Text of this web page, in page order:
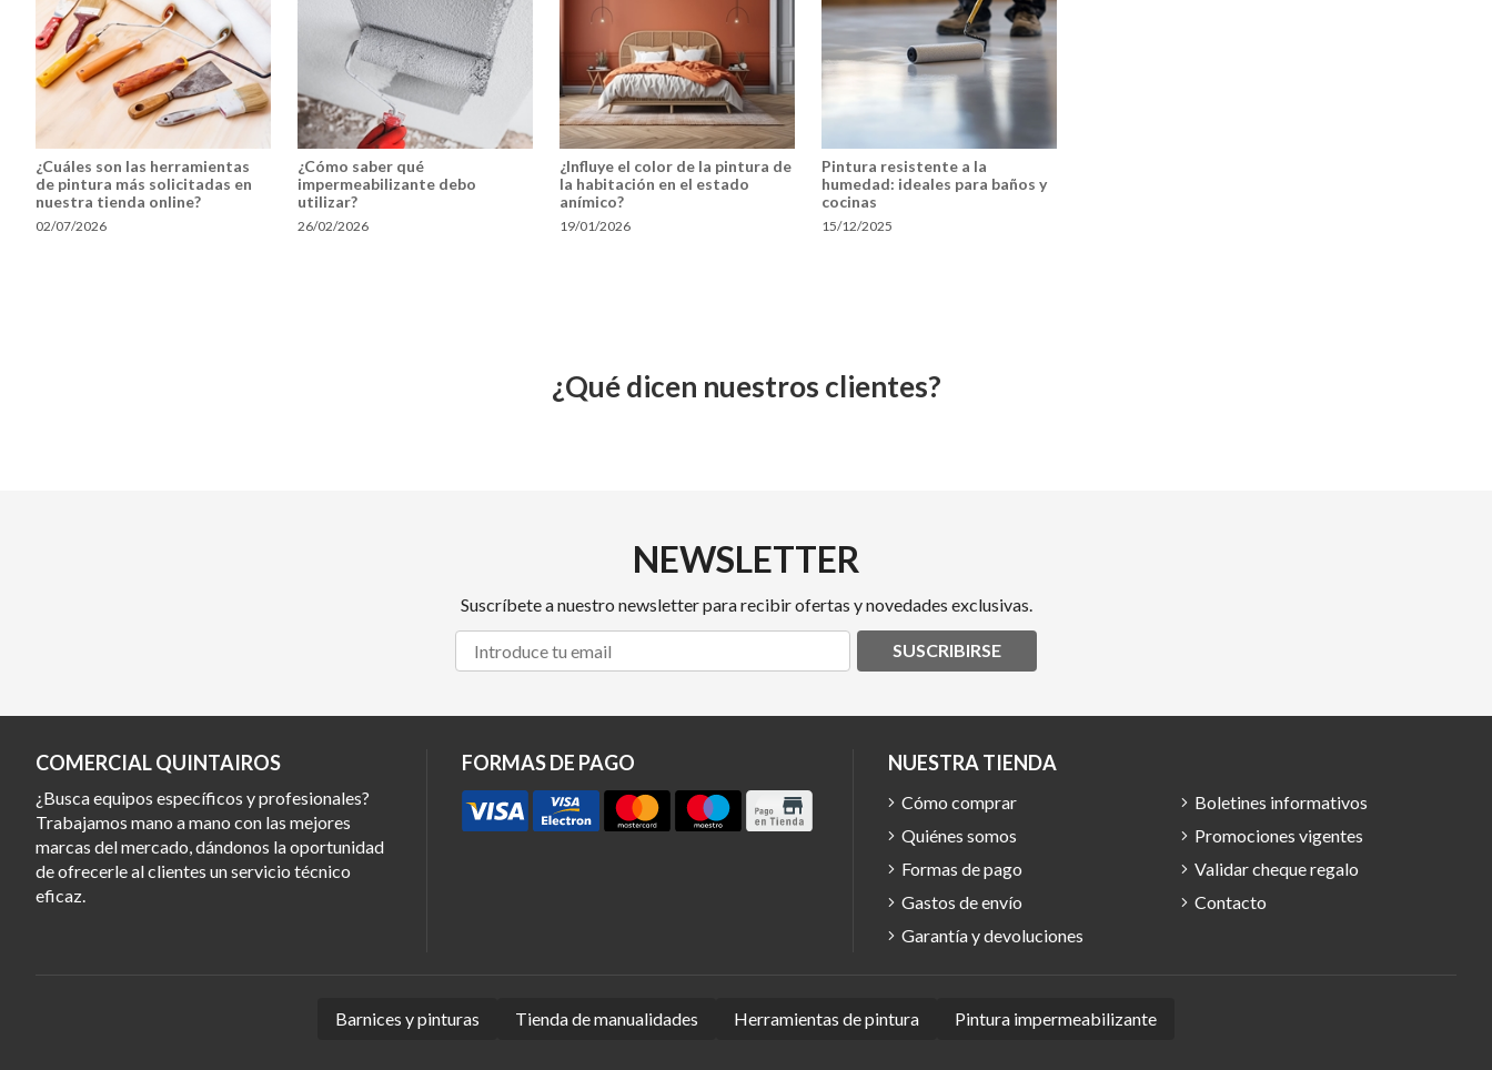
¿Cuáles son las herramientas
de pintura más solicitadas en
nuestra tienda online?
02/07/2026
¿Cómo saber qué
impermeabilizante debo
utilizar?
26/02/2026
¿Influye el color de la pintura de
la habitación en el estado
anímico?
19/01/2026
Pintura resistente a la
humedad: ideales para baños y
cocinas
15/12/2025
¿Qué dicen nuestros clientes?
NEWSLETTER
Suscríbete a nuestro newsletter para recibir ofertas y novedades exclusivas.
SUSCRIBIRSE
COMERCIAL QUINTAIROS
¿Busca equipos específicos y profesionales?
Trabajamos mano a mano con las mejores
marcas del mercado, dándonos la oportunidad
de ofrecerle al clientes un servicio técnico
eficaz.
FORMAS DE PAGO NUESTRA TIENDA
Cómo comprar
Quiénes somos
Formas de pago
Gastos de envío
Garantía y devoluciones
Boletines informativos
Promociones vigentes
Validar cheque regalo
Contacto
Barnices y pinturas Tienda de manualidades Herramientas de pintura Pintura impermeabilizante